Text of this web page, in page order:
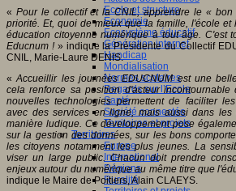
Ecole et structure
Economie
Ecosystème éducatif
Génération internet
Handicap
Mondialisation
Normes scolaires
Regards sur l’Ecole
Santé
Société connectée
Territoires et projets
Territoires
Europe
International
Régions
Ruralité
« Pour le collectif et la CNIL, apprendre le «
priorité. Et, quoi de mieux que la famille, l'école
éducation citoyenne numérique à tout âge. C'est
Educnum !» indique la Présidente du Collectif
CNIL, Marie-Laure DENIS.
«Accueillir les journées EDUCNUM est une
cela renforce sa position d'acteur
nouvelles technologies permettent de faciliter
avec des services en ligne, mais aussi dans
manière ludique. Ce développement pose
sur la gestion des données, sur les bons
les citoyens notamment les plus jeunes. La
viser un large public. Chacun doit prendre
enjeux autour du numérique au même titre que
indique le Maire de Poitiers, Alain CLAEYS.